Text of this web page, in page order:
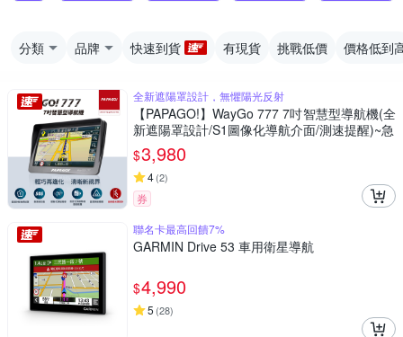
分類 品牌 快速到貨 有現貨 挑戰低價 價格低到
全新遮陽罩設計，無懼陽光反射
【PAPAGO!】WayGo 777 7吋智慧型導航機(全
新遮陽罩設計/S1圖像化導航介面/測速提醒)~急
$3,980
4(2)
券
聯名卡最高回饋7%
GARMIN Drive 53 車用衛星導航
$4,990
5 (28)